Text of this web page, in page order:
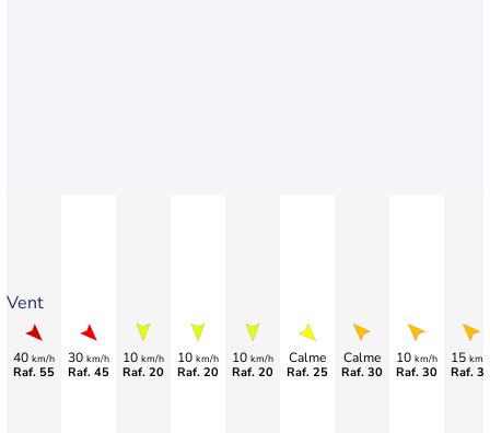
Vent
40 km/h
Raf. 55
30 km/h
Raf. 45
10 km/h
Raf. 20
10 km/h
Raf. 20
10 km/h
Raf. 20
Calme
Raf. 25
Calme
Raf. 30
10 km/h
Raf. 30
15 km/
Raf.